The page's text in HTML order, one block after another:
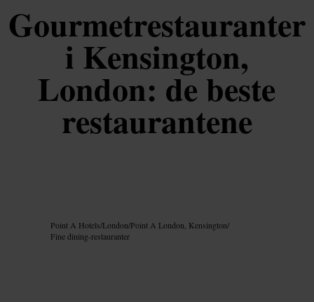
Gourmetrestauranter
i Kensington,
London: de beste
restaurantene
Point A Hotels/London/Point A London, Kensington/
Fine dining-restauranter